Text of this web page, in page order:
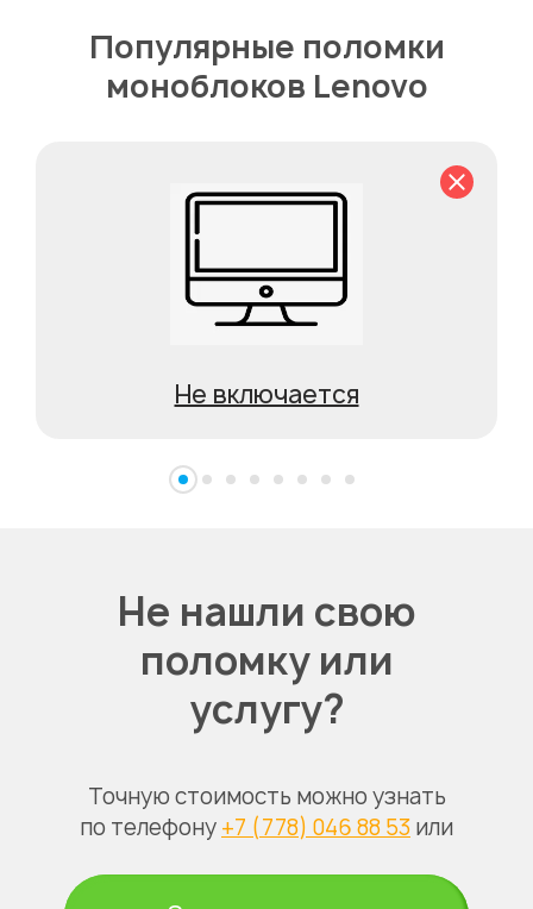
Популярные поломки
моноблоков Lenovo
Не включается
Не нашли свою
поломку или
услугу?
Точную стоимость можно узнать
по телефону +7 (778) 046 88 53 или